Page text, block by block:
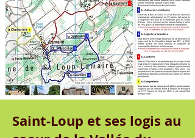
Saint-Loup et ses logis au